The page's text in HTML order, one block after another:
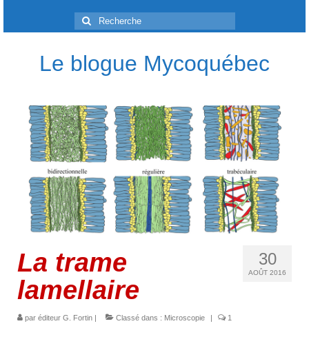
Rechercher
:
Le blogue Mycoquébec
30
AOÛT 2016
La trame
lamellaire
par éditeur G. Fortin | Classé dans : Microscopie | 1